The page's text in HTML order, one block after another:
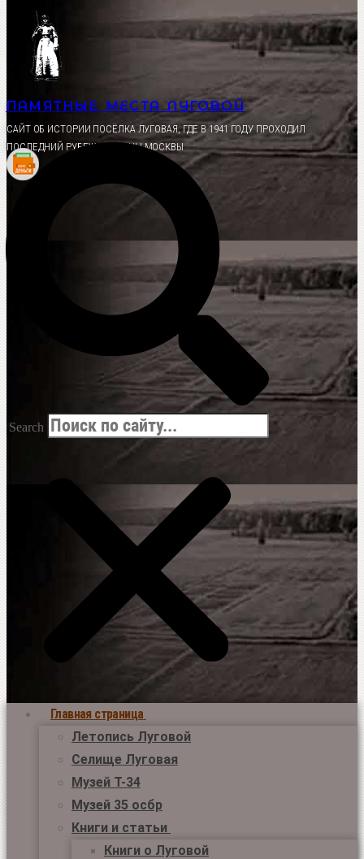
Перейти
содержимому
ПАМЯТНЫЕ МЕСТА ЛУГОВОЙ
CАЙТ ОБ ИСТОРИИ ПОСЁЛКА ЛУГОВАЯ, ГДЕ В 1941 ГОДУ ПРОХОДИЛ
ПОСЛЕДНИЙ РУБЕЖ ОБОРОНЫ МОСКВЫ
Search
Главная страница
Летопись Луговой
Селище Луговая
Музей Т-34
Музей 35 осбр
Книги и статьи
Книги о Луговой